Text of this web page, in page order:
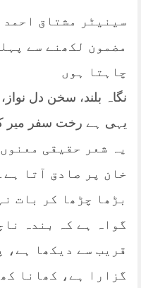
سینیٹر مشتاق
مضمون لکھنے سے
چاہتا ہوں
نگاہ بلند، سخن دل
یہی ہے رخت سفر میر
یہ شعر حقیقی
خان پر صادق آتا
بڑھا چڑھا کر بات
گواہ ہے کہ بندہ
قریب سے دیکھا ہے،
گزارا ہے، کھانا